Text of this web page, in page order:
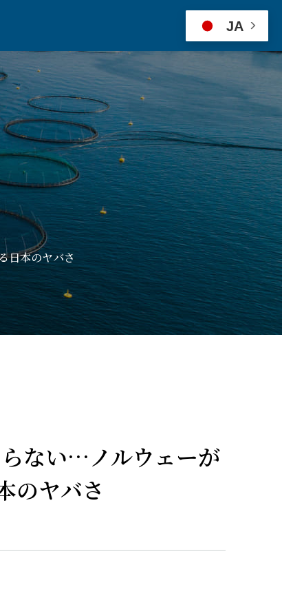
日本のヤバさ
ない…ノルウェーが
のヤバさ
JA